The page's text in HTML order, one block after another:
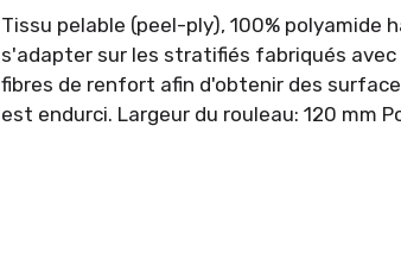
Tissu pelable (peel-ply), 100% polyamide
s'adapter sur les stratifiés fabriqués
fibres de renfort afin d'obtenir des
est endurci. Largeur du rouleau: 120 mm